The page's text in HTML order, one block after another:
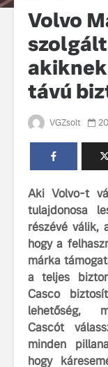
Volvo
távú
VGZsolt
Aki Volvo-t
tulajdonosa
részévé válik,
hogy a
márka
a teljes
Casco
Cascót
minden
hogy